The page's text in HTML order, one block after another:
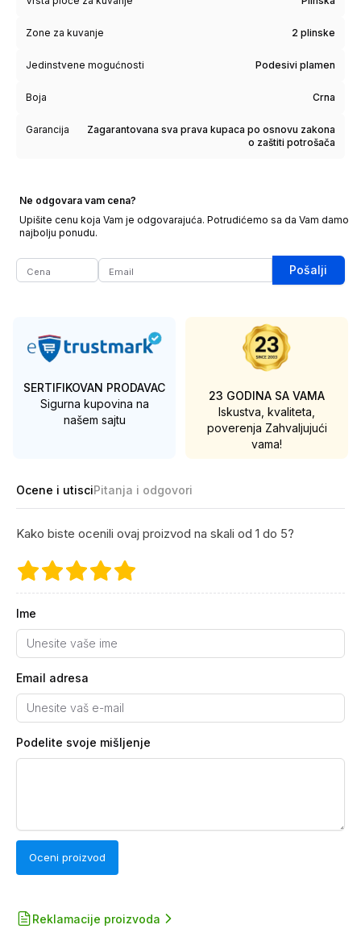
Zone za kuvanje 2 plinske
Jedinstvene mogućnosti Podesivi plamen
Boja Crna
Garancija
Zagarantovana sva prava kupaca po osnovu zakona
o zaštiti potrošača
Ne odgovara vam cena?
Upišite cenu koja Vam je odgovarajuća. Potrudićemo sa da Vam damo
najbolju ponudu.
Pošalji
SERTIFIKOVAN PRODAVAC
Sigurna kupovina na
našem sajtu
23 GODINA SA VAMA
Iskustva, kvaliteta,
poverenja Zahvaljujući
vama!
Ocene i utisciPitanja i odgovori
Kako biste ocenili ovaj proizvod na skali od 1 do 5?
Ime
Email adresa
Podelite svoje mišljenje
Oceni proizvod
Reklamacije proizvoda